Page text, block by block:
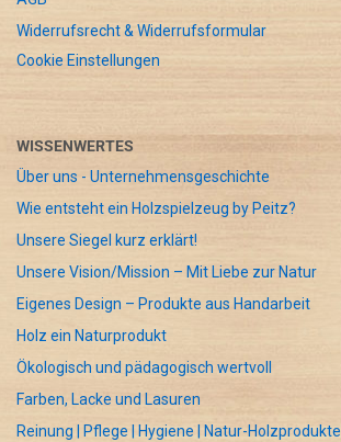
Widerrufsrecht & Widerrufsformular
Cookie Einstellungen
WISSENWERTES
Über uns - Unternehmensgeschichte
Wie entsteht ein Holzspielzeug by Peitz?
Unsere Siegel kurz erklärt!
Unsere Vision/Mission – Mit Liebe zur Natur
Eigenes Design – Produkte aus Handarbeit
Holz ein Naturprodukt
Ökologisch und pädagogisch wertvoll
Farben, Lacke und Lasuren
Reinung | Pflege | Hygiene | Natur-Holzprodukte